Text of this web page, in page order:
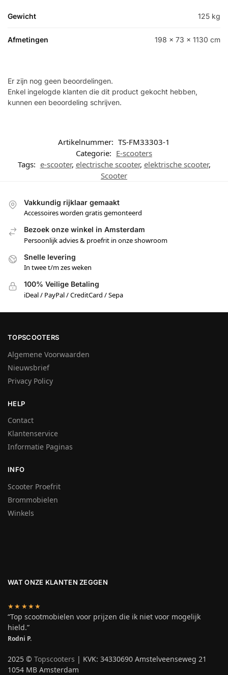
Gewicht 125 kg
Afmetingen 198 × 73 × 1130 cm
Er zijn nog geen beoordelingen.
Enkel ingelogde klanten die dit product gekocht hebben,
kunnen een beoordeling schrijven.
Artikelnummer: TS-FM33303-1
Categorie: E-scooters
Tags: e-scooter, electrische scooter, elektrische scooter,
Scooter
Vakkundig rijklaar gemaakt
Accessoires worden gratis gemonteerd
Bezoek onze winkel in Amsterdam
Persoonlijk advies & proefrit in onze showroom
Snelle levering
In twee t/m zes weken
100% Veilige Betaling
iDeal / PayPal / CreditCard / Sepa
TOPSCOOTERS
Algemene Voorwaarden
Nieuwsbrief
Privacy Policy
HELP
Contact
Klantenservice
Informatie Paginas
INFO
Scooter Proefrit
Brommobielen
Winkels
WAT ONZE KLANTEN ZEGGEN
★★★★★
“Top scootmobielen voor prijzen die ik niet voor mogelijk
hield.”
Rodni P.
2025 © Topscooters | KVK: 34330690 Amstelveenseweg 21
1054 MB Amsterdam